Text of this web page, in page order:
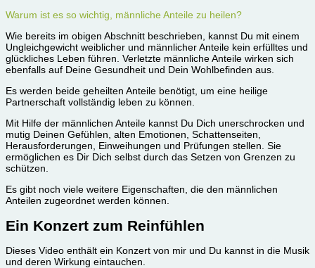
Warum ist es so wichtig, männliche Anteile zu heilen?
Wie bereits im obigen Abschnitt beschrieben, kannst Du mit einem
Ungleichgewicht weiblicher und männlicher Anteile kein erfülltes und
glückliches Leben führen. Verletzte männliche Anteile wirken sich
ebenfalls auf Deine Gesundheit und Dein Wohlbefinden aus.
Es werden beide geheilten Anteile benötigt, um eine heilige
Partnerschaft vollständig leben zu können.
Mit Hilfe der männlichen Anteile kannst Du Dich unerschrocken und
mutig Deinen Gefühlen, alten Emotionen, Schattenseiten,
Herausforderungen, Einweihungen und Prüfungen stellen. Sie
ermöglichen es Dir Dich selbst durch das Setzen von Grenzen zu
schützen.
Es gibt noch viele weitere Eigenschaften, die den männlichen
Anteilen zugeordnet werden können.
Ein Konzert zum Reinfühlen
Dieses Video enthält ein Konzert von mir und Du kannst in die Musik
und deren Wirkung eintauchen.